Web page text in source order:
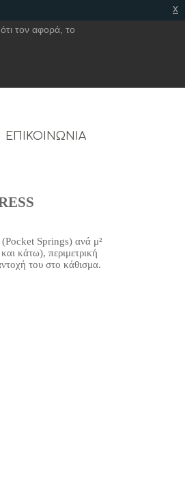
ΕΠΙΚΟΙΝΩΝΙΑ
(Pocket Springs) ανά μ²
κάτω), περιμετρική
του στο κάθισμα.
τον αφορά, το
x